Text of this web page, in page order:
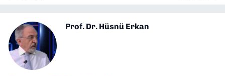
Prof. Dr. Hüsnü Erkan